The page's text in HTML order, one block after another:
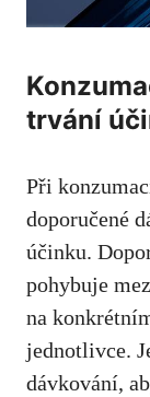
trvání
Při
doporučené
účinku.
pohybuje
na
jednotlivce.
dávkování,